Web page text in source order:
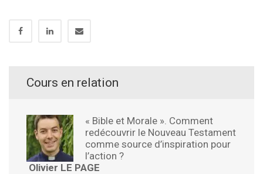
Cours en relation
« Bible et Morale ». Comment
redécouvrir le Nouveau Testament
comme source d’inspiration pour
l’action ?
Olivier LE PAGE